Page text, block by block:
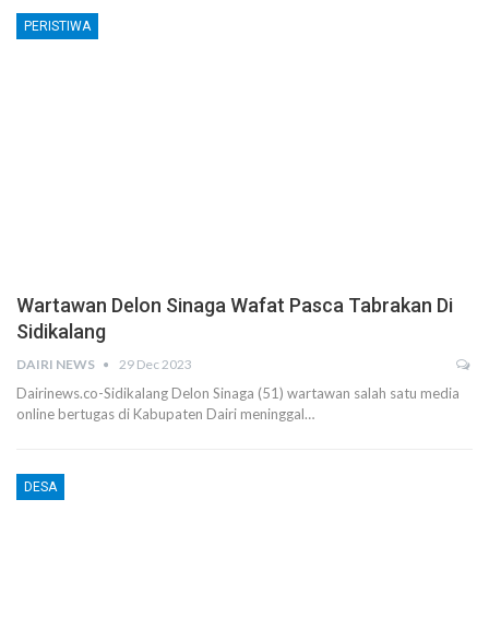
PERISTIWA
Wartawan Delon Sinaga Wafat Pasca Tabrakan Di
Sidikalang
DAIRI NEWS 29 Dec 2023
Dairinews.co-Sidikalang Delon Sinaga (51) wartawan salah satu media
online bertugas di Kabupaten Dairi meninggal…
DESA